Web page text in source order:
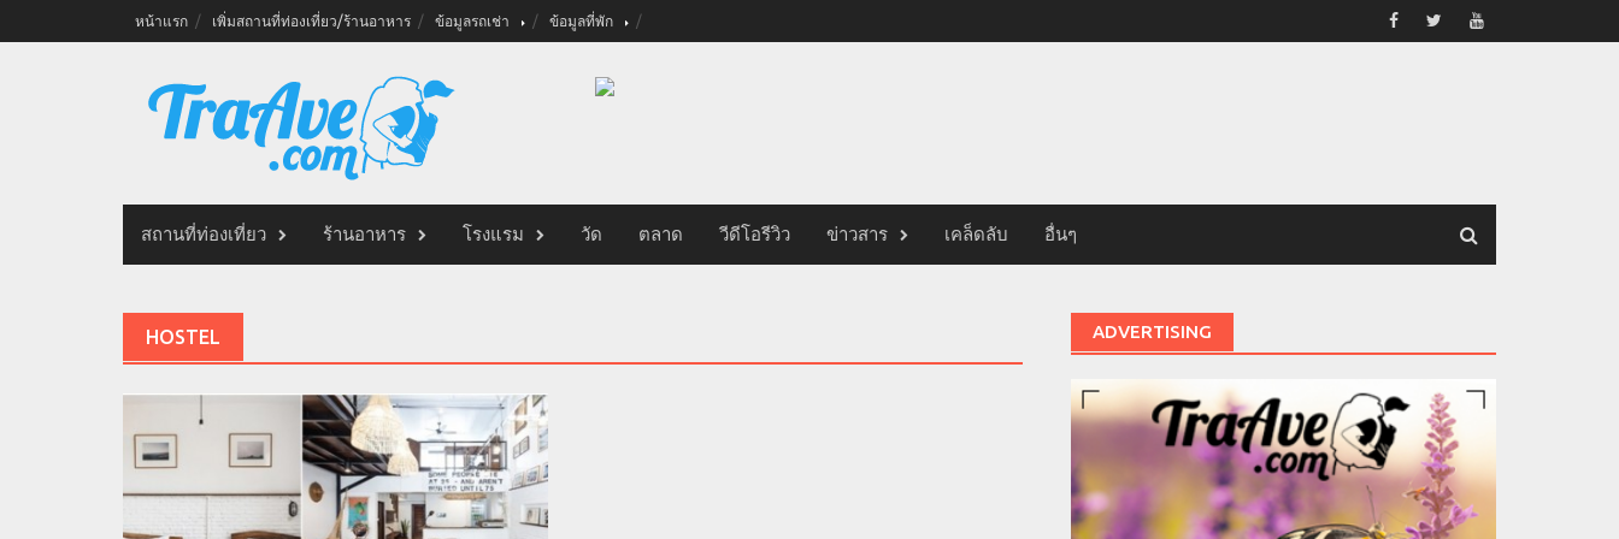
to
หน้าแรก เพิ่มสถานที่ท่องเที่ยว/ร้านอาหาร ข้อมูลรถเช่า ข้อมูลที่พัก
สถานที่ท่องเที่ยว ร้านอาหาร โรงแรม วัด ตลาด วีดีโอรีวิว ข่าวสาร เคล็ดลับ อื่นๆ
HOSTEL ADVERTISING